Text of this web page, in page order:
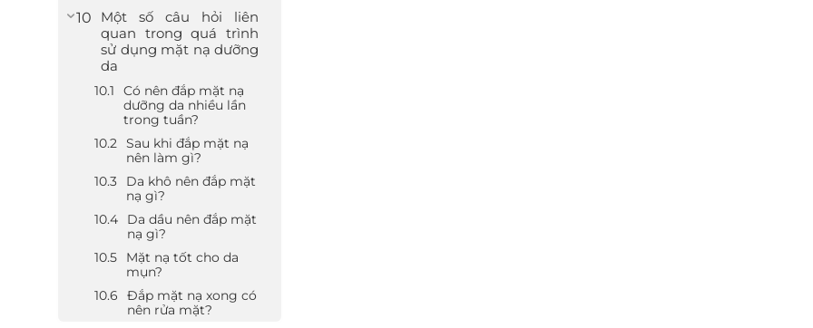
Một số câu hỏi liên
quan trong quá trình
sử dụng mặt nạ dưỡng
da
Có nên đắp mặt nạ
dưỡng da nhiều lần
trong tuần?
Sau khi đắp mặt nạ
nên làm gì?
Da khô nên đắp mặt
nạ gì?
Da dầu nên đắp mặt
nạ gì?
Mặt nạ tốt cho da
mụn?
Đắp mặt nạ xong có
nên rửa mặt?